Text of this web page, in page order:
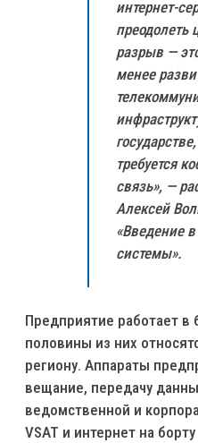
интернет-
преодолеть
разрыв —
менее
требуется
связь», —
Алексей
«Введение
системы».
Предприятие работает в
половины из них
региону. Аппараты
вещание, передачу
ведомственной и
VSAT и интернет на